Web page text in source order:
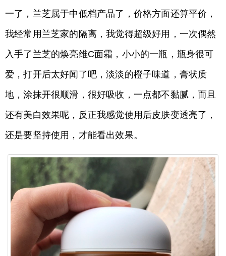
一了，兰芝属于中低档产品了，价格方面还算平价，
我经常用兰芝家的隔离，我觉得超级好用，一次偶然
入手了兰芝的焕亮维C面霜，小小的一瓶，瓶身很可
爱，打开后太好闻了吧，淡淡的橙子味道，膏状质
地，涂抹开很顺滑，很好吸收，一点都不黏腻，而且
还有美白效果呢，反正我感觉使用后皮肤变透亮了，
还是要坚持使用，才能看出效果。